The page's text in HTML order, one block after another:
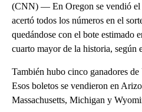
(CNN) — En Oregon se vendió el
acertó todos los números en el
quedándose con el bote estimado
cuarto mayor de la historia, según
También hubo cinco ganadores
Esos boletos se vendieron en
Massachusetts, Michigan y